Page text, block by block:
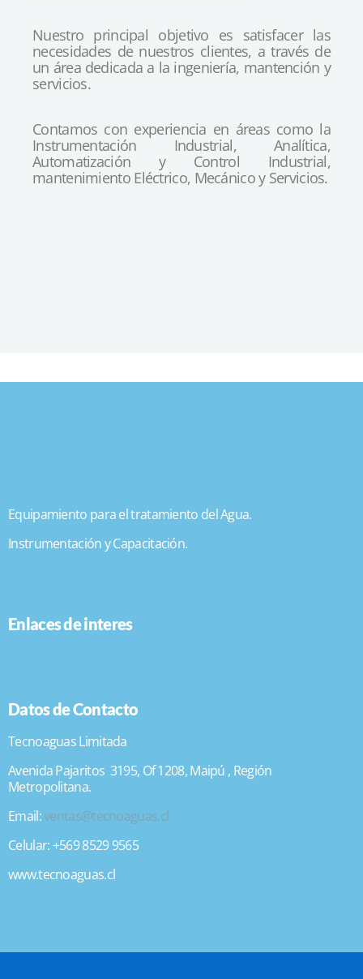
Nuestro principal objetivo es satisfacer las
necesidades de nuestros clientes, a través de
un área dedicada a la ingeniería, mantención y
servicios.
Contamos con experiencia en áreas como la
Instrumentación Industrial, Analítica,
Automatización y Control Industrial,
mantenimiento Eléctrico, Mecánico y Servicios.
Equipamiento para el tratamiento del Agua.
Instrumentación y Capacitación.
Enlaces de interes
Datos de Contacto
Tecnoaguas Limitada
Avenida Pajaritos 3195, Of 1208, Maipú , Región
Metropolitana.
Email:ventas@tecnoaguas.cl
Celular: +569 8529 9565
www.tecnoaguas.cl